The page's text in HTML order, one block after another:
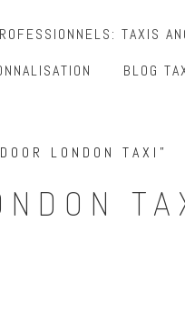
TAXIS
BLOG
LONDON TAXI”